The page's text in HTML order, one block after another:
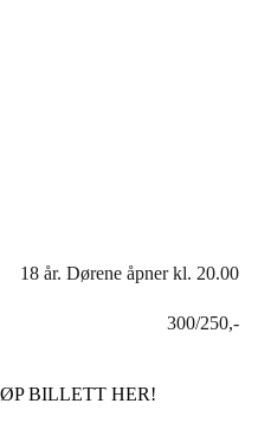
18 år. Dørene åpner kl. 20.00
300/250,-
BILLETT HER!